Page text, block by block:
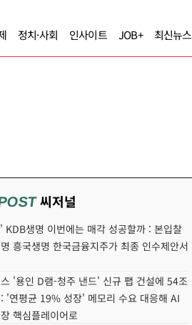
정치·사회 인사이트 JOB+ 최신뉴스
씨저널
KDB생명 이번에는 매각 성공할까 : 본입찰
흥국생명 한국금융지주가 최종 인수제안서
'용인 D램-청주 낸드' 신규 팹 건설에 54조
'연평균 19% 성장' 메모리 수요 대응해 AI
핵심플레이어로